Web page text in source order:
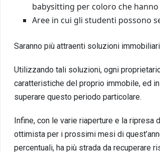
babysitting per coloro che
Aree in cui gli studenti possono
Saranno più attraenti soluzioni
Utilizzando tali soluzioni, ogni
caratteristiche del proprio immobile, ed
superare questo periodo particolare.
Infine, con le varie riaperture e la
ottimista per i prossimi mesi di
percentuali, ha più strada da recuperare